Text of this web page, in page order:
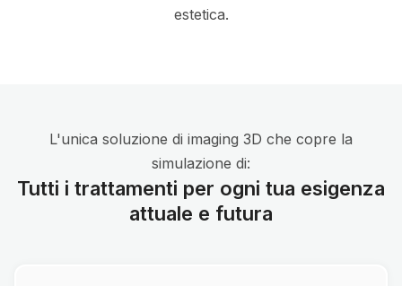
estetica.
L'unica soluzione di imaging 3D che copre la
simulazione di:
Tutti i trattamenti per ogni tua esigenza
attuale e futura